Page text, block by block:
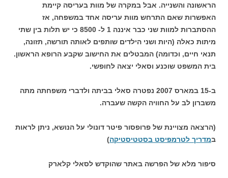
הראשונה והשנייה. אבל במקרה של מוות בעריסה קיימת
האפשרות שאם התרחש מוות עריסה אחד במשפחה, אז
ההסתברות למוות שני כבר איננה 1 ל- 8500 כי יש תלות בין שתי
מיתות כאלה (היות ושני הילדים שותפים לאותה תורשה, תזונה,
תנאי חיים, וכדומה) המבטלים את החישוב שקבע הרופא הראשון.
בית המשפט שוכנע וסאלי יצאה לחופשי.
ב-15 במארס 2007 נפטרה סאלי בביתה ולדברי משפחתה מתה
משברון לב על החוויה הקשה שעברה.
(הרצאה מצויינת של פרופסור פיטר דונולי על הנושא, ניתן לראות
במדריך לטרמפיסט בסטטיסטיקה)
סיפור מלא של הפרשה באתר שהוקדש לסאלי קלארק